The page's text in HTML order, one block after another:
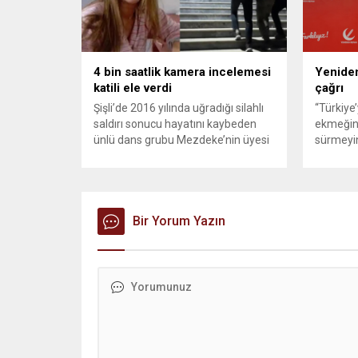
konteynerlerden kağıt topladı. Ünlü
şarkıcı Çelik, Samsun’un İlkadım
ilçesinde çöpten kağıt toplayarak...
karşılık
4 bin saatlik kamera incelemesi
katili ele verdi
Şişli’de 2016 yılında uğradığı silahlı
saldırı sonucu hayatını kaybeden
ünlü dans grubu Mezdeke’nin üyesi
ekipleri, cinayeti işlediğini itiraf eden
maktulün akrabası Bülent G. ile
azmettirici olduğu öne sürülen 2...
çağrı
önce
Bir Yorum Yazın